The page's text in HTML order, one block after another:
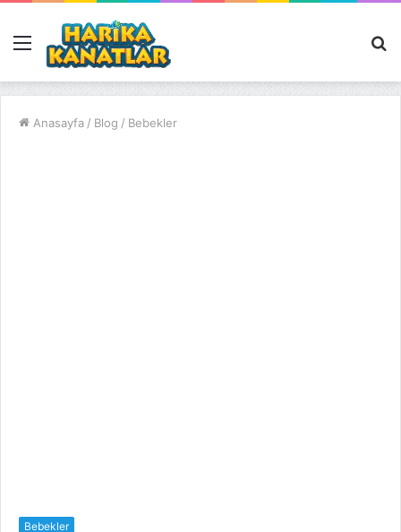
Menü
...
Anasayfa / Blog / Bebekler
Bebekler